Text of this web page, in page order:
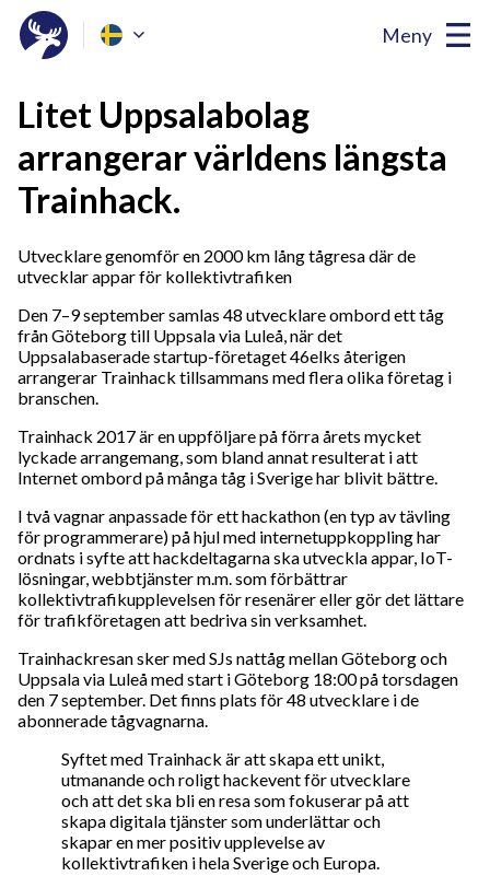
Meny
Litet Uppsalabolag
arrangerar världens längsta
Trainhack.
Utvecklare genomför en 2000 km lång tågresa där de
utvecklar appar för kollektivtrafiken
Den 7–9 september samlas 48 utvecklare ombord ett tåg
från Göteborg till Uppsala via Luleå, när det
Uppsalabaserade startup-företaget 46elks återigen
arrangerar Trainhack tillsammans med flera olika företag i
branschen.
Trainhack 2017 är en uppföljare på förra årets mycket
lyckade arrangemang, som bland annat resulterat i att
Internet ombord på många tåg i Sverige har blivit bättre.
I två vagnar anpassade för ett hackathon (en typ av tävling
för programmerare) på hjul med internetuppkoppling har
ordnats i syfte att hackdeltagarna ska utveckla appar, IoT-
lösningar, webbtjänster m.m. som förbättrar
kollektivtrafikupplevelsen för resenärer eller gör det lättare
för trafikföretagen att bedriva sin verksamhet.
Trainhackresan sker med SJs nattåg mellan Göteborg och
Uppsala via Luleå med start i Göteborg 18:00 på torsdagen
den 7 september. Det finns plats för 48 utvecklare i de
abonnerade tågvagnarna.
Syftet med Trainhack är att skapa ett unikt,
utmanande och roligt hackevent för utvecklare
och att det ska bli en resa som fokuserar på att
skapa digitala tjänster som underlättar och
skapar en mer positiv upplevelse av
kollektivtrafiken i hela Sverige och Europa.